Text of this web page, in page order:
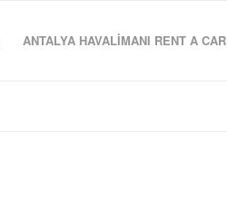
ANTALYA HAVALİMANI RENT A CAR